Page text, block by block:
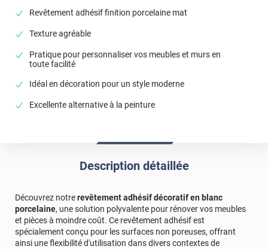
Revêtement adhésif finition porcelaine mat
Texture agréable
Pratique pour personnaliser vos meubles et murs en
toute facilité
Idéal en décoration pour un style moderne
Excellente alternative à la peinture
Description détaillée
Découvrez notrerevêtement adhésif décoratif en blanc
porcelaine, une solution polyvalente pour rénover vos meubles
et pièces à moindre coût. Ce revêtement adhésif est
spécialement conçu pour les surfaces non poreuses, offrant
ainsi une flexibilité d'utilisation dans divers contextes de